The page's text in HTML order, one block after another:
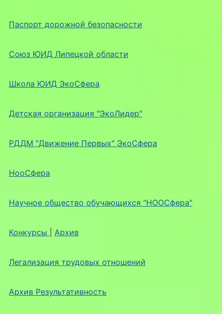
Паспорт дорожной безопасности
Союз ЮИД Липецкой области
Школа ЮИД ЭкоСфера
Детская организация "ЭкоЛидер"
РДДМ "Движение Первых" ЭкоСфера
НооСфера
Научное общество обучающихся "НООСфера"
Конкурсы Архив
Легализация трудовых отношений
Архив Результативность